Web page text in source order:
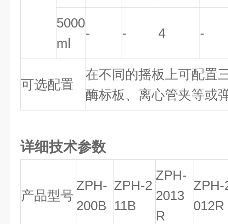
5000
ml
- - 4 -
可选配置
在不同的摇板上可配置
酶标板、离心管夹等或
详细技术参数
产品型号
ZPH-
200B
ZPH-2
11B
ZPH-
2013
R
ZPH-
012R